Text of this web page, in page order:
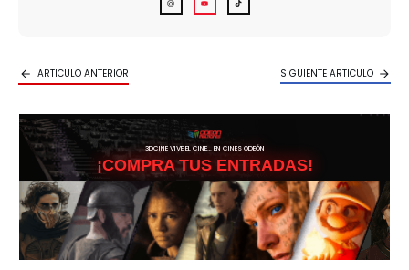
ARTICULO ANTERIOR SIGUIENTE ARTICULO
3DCINE VIVE EL CINE… EN CINES ODEÓN
¡COMPRA TUS ENTRADAS!